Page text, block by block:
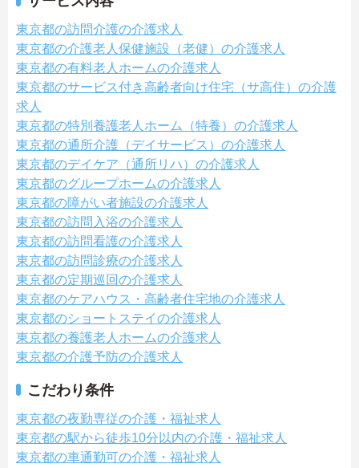
東京都の訪問介護の介護求人
東京都の介護老人保健施設（老健）の介護求人
東京都の有料老人ホームの介護求人
東京都のサービス付き高齢者向け住宅（サ高住）の介護
求人
東京都の特別養護老人ホーム（特養）の介護求人
東京都の通所介護（デイサービス）の介護求人
東京都のデイケア（通所リハ）の介護求人
東京都のグループホームの介護求人
東京都の障がい者施設の介護求人
東京都の訪問入浴の介護求人
東京都の訪問看護の介護求人
東京都の訪問診療の介護求人
東京都の定期巡回の介護求人
東京都のケアハウス・高齢者住宅地の介護求人
東京都のショートステイの介護求人
東京都の養護老人ホームの介護求人
東京都の介護予防の介護求人
こだわり条件
東京都の夜勤専従の介護・福祉求人
東京都の駅から徒歩10分以内の介護・福祉求人
東京都の車通勤可の介護・福祉求人